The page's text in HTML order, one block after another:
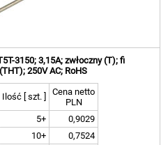
3150; 3,15A; zwłoczny (T); fi
250V AC; RoHS
Ilość [ szt. ]
Cena netto
PLN
5+
0,9029
10+
0,7524